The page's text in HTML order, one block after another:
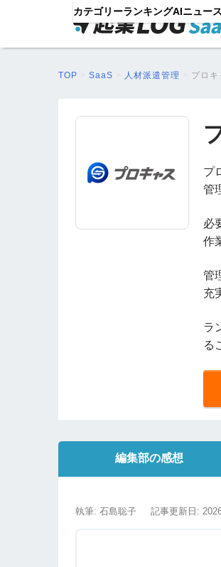
カテゴリーランキングAIニュース
TOP SaaS 人材派遣管理 プロキ
プ
管
必
作
管
充
ラ
る
編集部の感想
執筆: 石島聡子 記事更新日: